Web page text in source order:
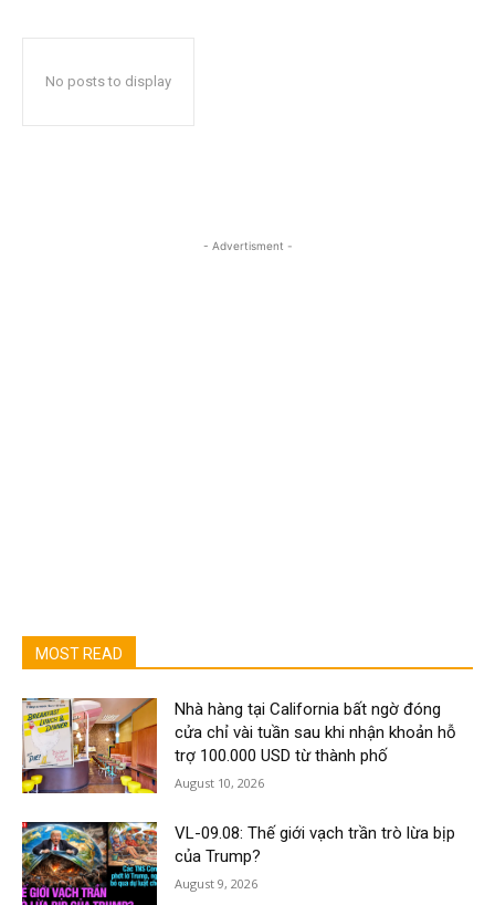
No posts to display
- Advertisment -
MOST READ
Nhà hàng tại California bất ngờ đóng
cửa chỉ vài tuần sau khi nhận khoản hỗ
trợ 100.000 USD từ thành phố
August 10, 2026
VL-09.08: Thế giới vạch trần trò lừa bịp
của Trump?
August 9, 2026